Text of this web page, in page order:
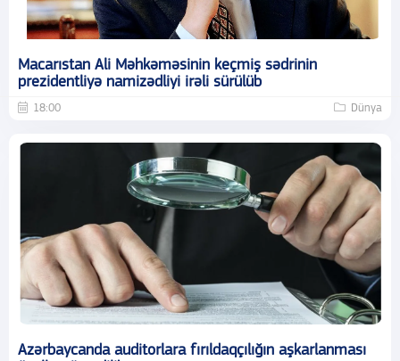
Macarıstan Ali Məhkəməsinin keçmiş sədrinin
prezidentliyə namizədliyi irəli sürülüb
18:00 Dünya
Azərbaycanda auditorlara fırıldaqçılığın aşkarlanması